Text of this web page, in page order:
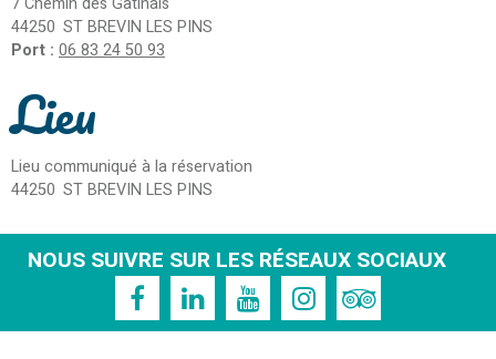
44250 ST BREVIN LES PINS
Port : 06 83 24 50 93
Lieu
Lieu communiqué à la réservation
44250 ST BREVIN LES PINS
NOUS SUIVRE SUR LES RÉSEAUX SOCIAUX